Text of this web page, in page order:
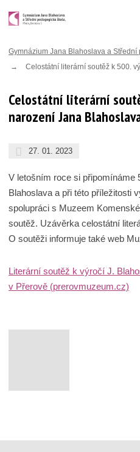
Gymnázium Jana Blahoslava a
Celostátní literární soutěž k 500.
Celostátní literární
narození Jana
27. 01. 2023
V letošním roce si připomínáme
Blahoslava a při této příležitosti
spolupráci s Muzeem
soutěž. Uzávěrka celostátní
O soutěži informuje také web
Literární soutěž k výročí J.
v Přerově (prerovmuzeum.cz)